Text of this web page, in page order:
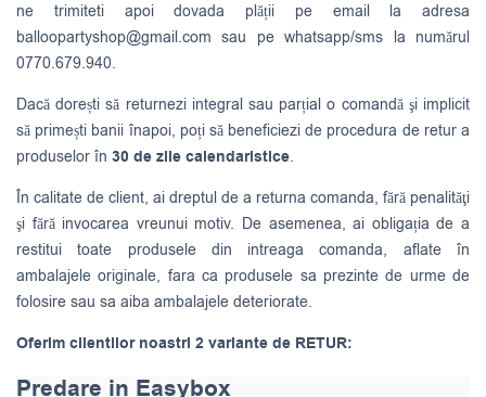
ne trimiteti apoi dovada plății pe email la adresa
balloopartyshop@gmail.com sau pe whatsapp/sms la numărul
0770.679.940.
Dacă dorești să returnezi integral sau parțial o comandă şi implicit
să primești banii înapoi, poți să beneficiezi de procedura de retur a
produselor în 30 de zile calendaristice.
În calitate de client, ai dreptul de a returna comanda, fără penalităţi
şi fără invocarea vreunui motiv. De asemenea, ai obligația de a
restitui toate produsele din intreaga comanda, aflate în
ambalajele originale, fara ca produsele sa prezinte de urme de
folosire sau sa aiba ambalajele deteriorate.
Oferim clientilor noastri 2 variante de RETUR:
Predare in Easybox